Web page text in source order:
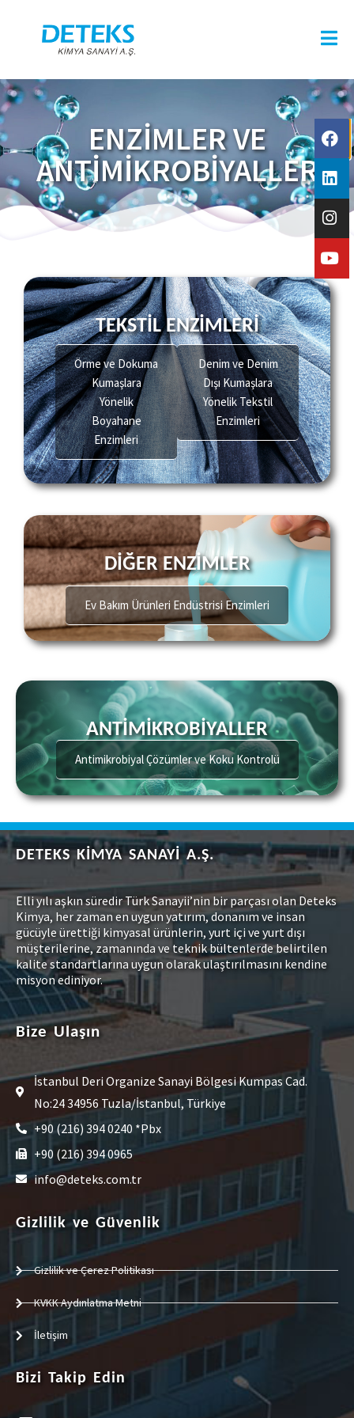
ENZİMLER VE
ANTİMİKROBİYALLER
TEKSTİL ENZİMLERİ
Örme ve Dokuma
Kumaşlara
Yönelik
Boyahane
Enzimleri
Denim ve Denim
Dışı Kumaşlara
Yönelik Tekstil
Enzimleri
DİĞER ENZİMLER
Ev Bakım Ürünleri Endüstrisi Enzimleri
ANTİMİKROBİYALLER
Antimikrobiyal Çözümler ve Koku Kontrolü
DETEKS KİMYA SANAYİ A.Ş.
Elli yılı aşkın süredir Türk Sanayii’nin bir parçası olan Deteks
Kimya, her zaman en uygun yatırım, donanım ve insan
gücüyle ürettiği kimyasal ürünlerin, yurt içi ve yurt dışı
müşterilerine, zamanında ve teknik bültenlerde belirtilen
kalite standartlarına uygun olarak ulaştırılmasını kendine
misyon ediniyor.
Bize Ulaşın
İstanbul Deri Organize Sanayi Bölgesi Kumpas Cad.
No:24 34956 Tuzla/İstanbul, Türkiye
+90 (216) 394 0240 *Pbx
+90 (216) 394 0965
info@deteks.com.tr
Gizlilik ve Güvenlik
Gizlilik ve Çerez Politikası
KVKK Aydınlatma Metni
İletişim
Bizi Takip Edin